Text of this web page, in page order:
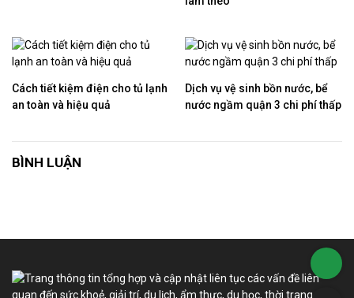
Cách tiết kiệm điện cho tủ lạnh
an toàn và hiệu quả
Dịch vụ vệ sinh bồn nước, bể
nước ngầm quận 3 chi phí thấp
BÌNH LUẬN